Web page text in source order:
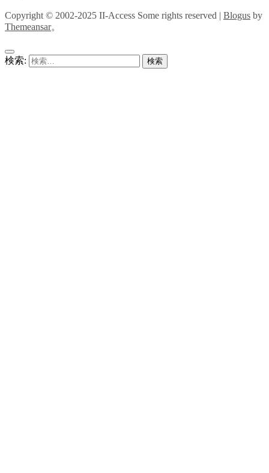
Copyright © 2002-2025 II-Access Some rights reserved | Blogus by
Themeansar。
検索: